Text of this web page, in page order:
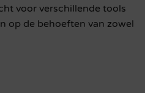
voor verschillende tools
op de behoeften van zowel